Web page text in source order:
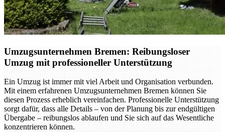
Umzugsunternehmen Bremen: Reibungsloser
Umzug mit professioneller Unterstützung
Ein Umzug ist immer mit viel Arbeit und Organisation verbunden.
Mit einem erfahrenen Umzugsunternehmen Bremen können Sie
diesen Prozess erheblich vereinfachen. Professionelle Unterstützung
sorgt dafür, dass alle Details – von der Planung bis zur endgültigen
Übergabe – reibungslos ablaufen und Sie sich auf das Wesentliche
konzentrieren können.